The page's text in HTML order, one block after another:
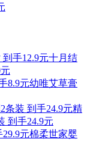
十月结
幼唯艾草膏
精
到手24.9元
棉柔世家婴